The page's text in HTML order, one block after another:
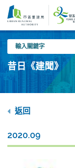
要
入
關
鍵
昔日《建聞》
返回
2020.09